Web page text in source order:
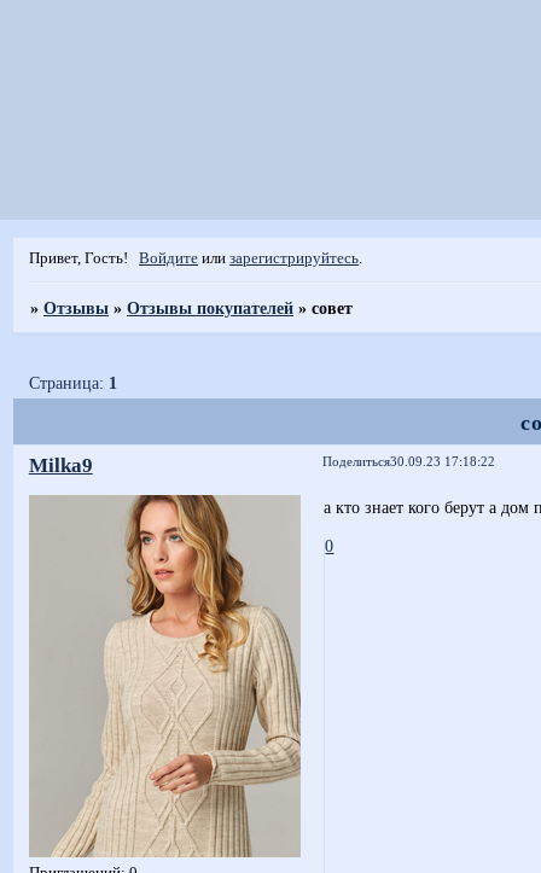
Привет, Гость! Войдите илизарегистрируйтесь.
»Отзывы »Отзывы покупателей »совет
Страница: 1
Поделиться30.09.23 17:18:22
Milka9
а кто знает кого берут а
0